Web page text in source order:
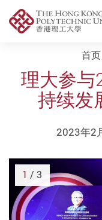
Start main content
首页
理大参与
持续发
2023年2
1 / 3